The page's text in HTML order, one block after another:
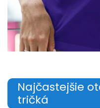
Najčastejšie
tričká